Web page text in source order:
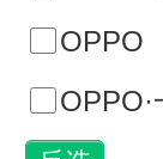
OPPO